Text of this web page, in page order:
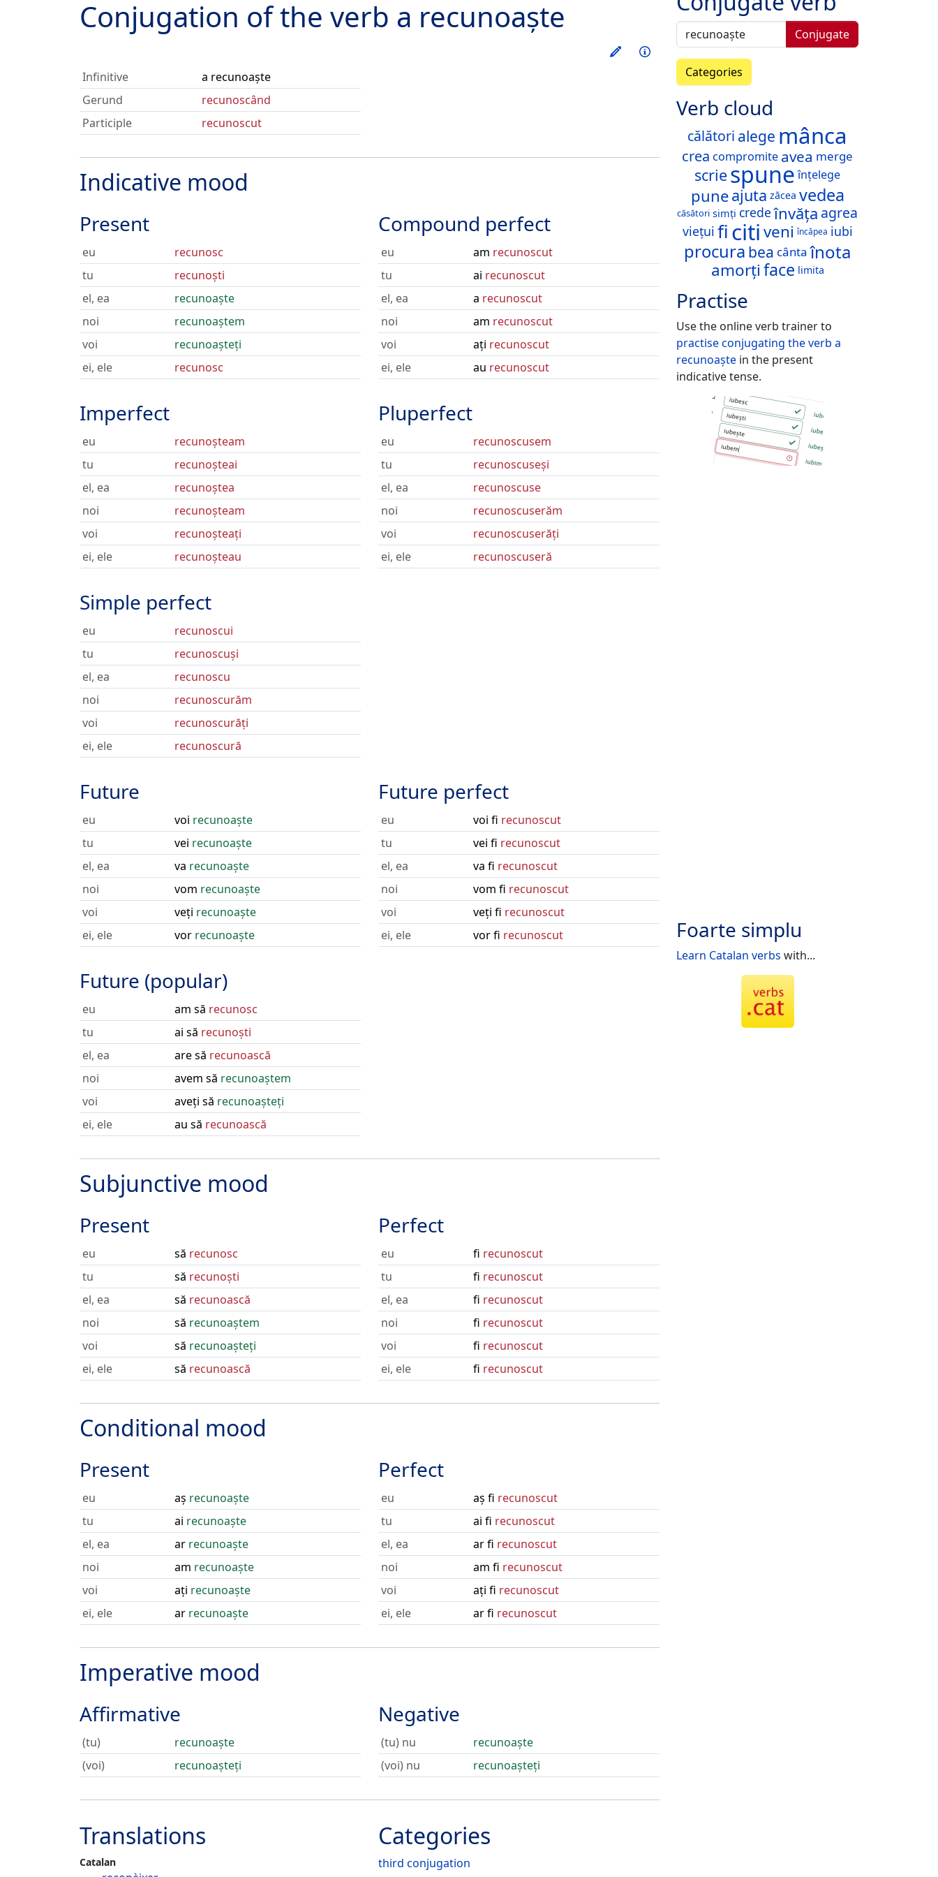
Conjugation of the verb a recunoaște
Train this verb
Info
Infinitive
a recunoaște
Gerund
recunoscând
Participle
recunoscut
Indicative mood
Present
eu
recunosc
tu
recunoști
el, ea
recunoaște
noi
recunoaștem
voi
recunoașteți
ei, ele
recunosc
Imperfect
eu
recunoșteam
tu
recunoșteai
el, ea
recunoștea
noi
recunoșteam
voi
recunoșteați
ei, ele
recunoșteau
Simple perfect
eu
recunoscui
tu
recunoscuși
el, ea
recunoscu
noi
recunoscurăm
voi
recunoscurăți
ei, ele
recunoscură
Compound perfect
eu am recunoscut
tu
ai recunoscut
el, ea
a recunoscut
noi
am recunoscut
voi
ați recunoscut
ei, ele
au recunoscut
Pluperfect
eu
recunoscusem
tu
recunoscuseși
el, ea
recunoscuse
noi
recunoscuserăm
voi
recunoscuserăți
ei, ele
recunoscuseră
Future
eu voi recunoaște
tu
vei recunoaște
el, ea
va recunoaște
noi
vom recunoaște
voi
veți recunoaște
ei, ele
vor recunoaște
Future (popular)
eu am să recunosc
tu
ai să recunoști
el, ea
are să recunoască
noi
avem să recunoaștem
voi
aveți să recunoașteți
ei, ele
au să recunoască
Future perfect
eu voi fi recunoscut
tu
vei fi recunoscut
el, ea
va fi recunoscut
noi
vom fi recunoscut
voi
veți fi recunoscut
ei, ele
vor fi recunoscut
Subjunctive mood
Present
eu să recunosc
tu
să recunoști
el, ea
să recunoască
noi
să recunoaștem
voi
să recunoașteți
ei, ele
să recunoască
Perfect
eu fi recunoscut
tu
fi recunoscut
el, ea
fi recunoscut
noi
fi recunoscut
voi
fi recunoscut
ei, ele
fi recunoscut
Conditional mood
Present
eu aș recunoaște
tu
ai recunoaște
el, ea
ar recunoaște
noi
am recunoaște
voi
ați recunoaște
ei, ele
ar recunoaște
Perfect
eu aș fi recunoscut
tu
ai fi recunoscut
el, ea
ar fi recunoscut
noi
am fi recunoscut
voi
ați fi recunoscut
ei, ele
ar fi recunoscut
Imperative mood
Affirmative
(tu)
recunoaște
(voi)
recunoașteți
Negative
(tu) nu
recunoaște
(voi) nu
recunoașteți
Categories
third conjugation
Translations
Catalan
Conjugate
Categories
Verb cloud
călători alege mânca
crea compromite avea merge
scriespune înțelege
puneajuta zăcea vedea
căsători simți crede învăța agrea
viețui ficitiveni încăpea iubi
procura bea cânta înota
amorțiface limita
Practise
Use the online verb trainer to
practise conjugating the verb a
recunoaște in the present
indicative tense.
Foarte simplu
Learn Catalan verbs with...